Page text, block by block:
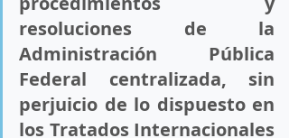
resoluciones de la
Administración Pública
Federal centralizada, sin
perjuicio de lo dispuesto en
los Tratados Internacionales